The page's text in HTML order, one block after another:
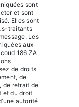
sont
et sont
Elles sont
traitants
Les
aux
186 ZA
de droits
de
de retrait de
et du droit
autorité